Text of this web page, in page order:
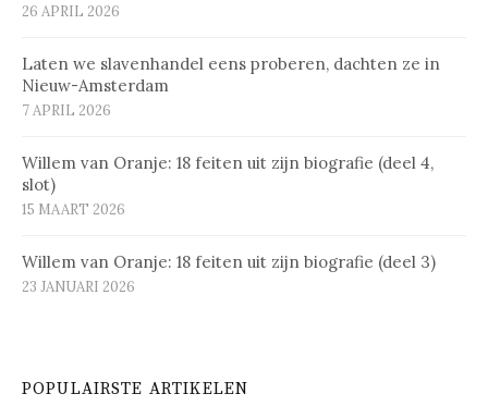
26 APRIL 2026
Laten we slavenhandel eens proberen, dachten ze in
Nieuw-Amsterdam
7 APRIL 2026
Willem van Oranje: 18 feiten uit zijn biografie (deel 4,
slot)
15 MAART 2026
Willem van Oranje: 18 feiten uit zijn biografie (deel 3)
23 JANUARI 2026
POPULAIRSTE ARTIKELEN